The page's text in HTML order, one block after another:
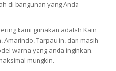
di bangunan yang Anda
kami gunakan adalah Kain
Amarindo, Tarpaulin, dan masih
warna yang anda inginkan.
mungkin.